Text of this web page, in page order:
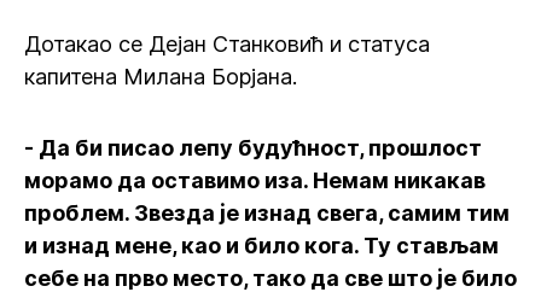
Дотакао се Дејан Станковић и статуса
капитена Милана Борјана.
- Да би писао лепу будућност, прошлост
морамо да оставимо иза. Немам никакав
проблем. Звезда је изнад свега, самим тим
и изнад мене, као и било кога. Ту стављам
себе на прво место, тако да све што је било